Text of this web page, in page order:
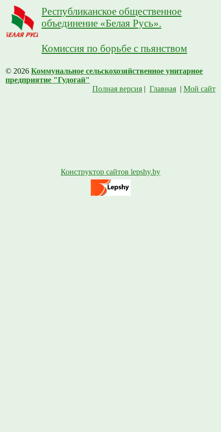
Республиканское общественное
объединение «Белая Русь».
Комиссия по борьбе с пьянством
© 2026Коммунальное сельскохозяйственное унитарное
предприятие "Гудогай"
Полная версия| Главная| Мой сайт
Конструктор сайтов lepshy.by